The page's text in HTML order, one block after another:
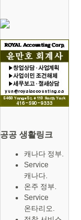
공공 생활링크
캐나다 정부.
Service
캐나다.
온주 정부.
Service
온타리오.